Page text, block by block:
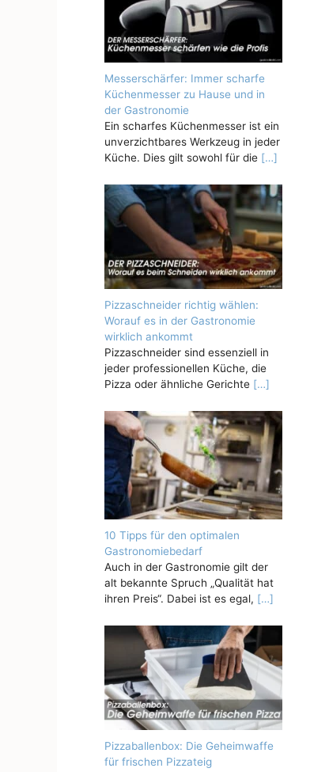
Messerschärfer: Immer scharfe
Küchenmesser zu Hause und in
der Gastronomie
Ein scharfes Küchenmesser ist ein
unverzichtbares Werkzeug in jeder
Küche. Dies gilt sowohl für die […]
Pizzaschneider richtig wählen:
Worauf es in der Gastronomie
wirklich ankommt
Pizzaschneider sind essenziell in
jeder professionellen Küche, die
Pizza oder ähnliche Gerichte […]
10 Tipps für den optimalen
Gastronomiebedarf
Auch in der Gastronomie gilt der
alt bekannte Spruch „Qualität hat
ihren Preis“. Dabei ist es egal, […]
Pizzaballenbox: Die Geheimwaffe
für frischen Pizzateig